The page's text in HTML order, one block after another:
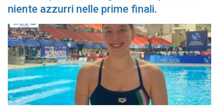
niente azzurri nelle prime finali.